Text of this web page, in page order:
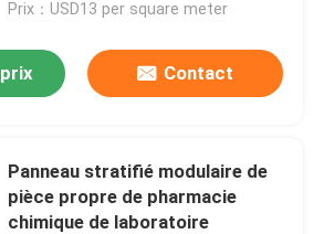
chirurgicale
de LED
Prix：USD13 per square meter
Contact
Panneau stratifié modulaire de
pièce propre de pharmacie
chimique de laboratoire